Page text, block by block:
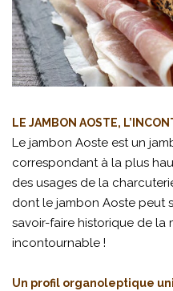
LE JAMBON AOSTE,
Le jambon Aoste est un
correspondant à la plus
des usages de la
dont le jambon Aoste peut
savoir-faire historique de la
incontournable !
Un profil organoleptique